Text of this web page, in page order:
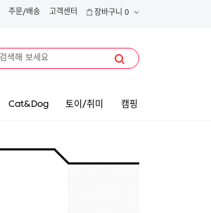
주문/배송 고객센터 장바구니 0
Cat&Dog 토이/취미 캠핑